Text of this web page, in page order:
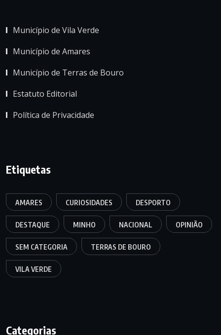
Município de Vila Verde
Município de Amares
Município de Terras de Bouro
Estatuto Editorial
Política de Privacidade
Etiquetas
AMARES CURIOSIDADES DESPORTO
DESTAQUE MINHO NACIONAL OPINIÃO
SEM CATEGORIA TERRAS DE BOURO
VILA VERDE
Categorias